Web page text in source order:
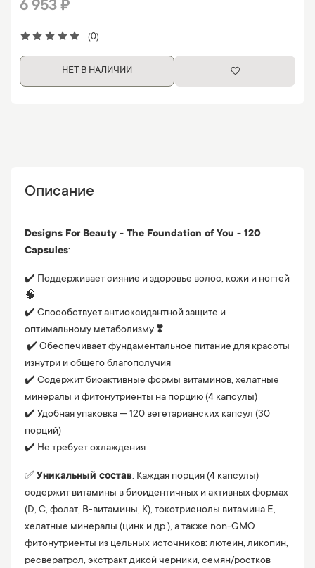
(0)
6 953 ₽
НЕТ В НАЛИЧИИ
Описание
Designs For Beauty - The Foundation of You - 120
Capsules:
✔️ Поддерживает сияние и здоровье волос, кожи и ногтей
🧠
✔️ Способствует антиоксидантной защите и
оптимальному метаболизму ❣️
✔️ Обеспечивает фундаментальное питание для красоты
изнутри и общего благополучия
✔️ Содержит биоактивные формы витаминов, хелатные
минералы и фитонутриенты на порцию (4 капсулы)
✔️ Удобная упаковка — 120 вегетарианских капсул (30
порций)
✔️ Не требует охлаждения
✅ Уникальный состав: Каждая порция (4 капсулы)
содержит витамины в биоидентичных и активных формах
(D, C, фолат, B-витамины, K), токотриенолы витамина E,
хелатные минералы (цинк и др.), а также non-GMO
фитонутриенты из цельных источников: лютеин, ликопин,
ресвератрол, экстракт дикой черники, семян/ростков